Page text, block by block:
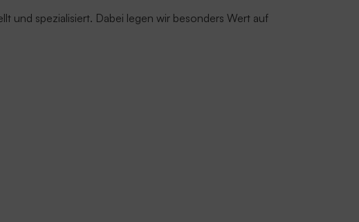
und spezialisiert. Dabei legen wir besonders Wert auf